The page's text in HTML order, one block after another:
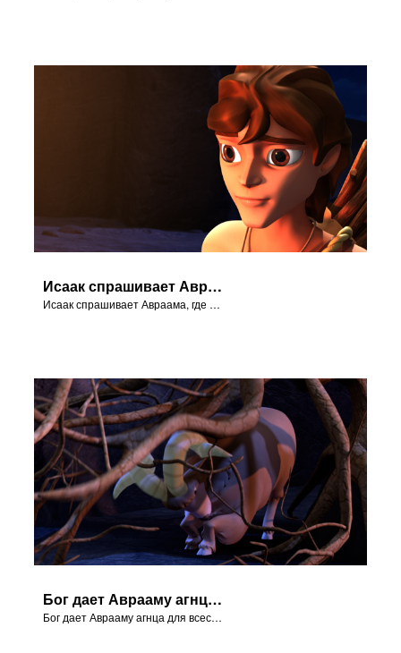
Исаак спрашивает Авраама, где агнец для всесожжения.
Исаак спрашивает Авраама, где агнец для всесожжения.
Бог дает Аврааму агнца для всесожжения.
Бог дает Аврааму агнца для всесожжения.